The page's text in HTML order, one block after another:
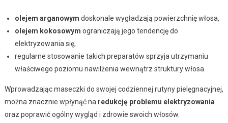
olejem arganowym doskonale wygładzają powierzchnię włosa,
olejem kokosowym ograniczają jego tendencję do
elektryzowania się,
regularne stosowanie takich preparatów sprzyja utrzymaniu
właściwego poziomu nawilżenia wewnątrz struktury włosa.
Wprowadzając maseczki do swojej codziennej rutyny pielęgnacyjnej,
można znacznie wpłynąć na redukcję problemu elektryzowania
oraz poprawić ogólny wygląd i zdrowie swoich włosów.